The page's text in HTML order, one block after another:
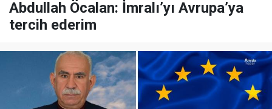
Abdullah Öcalan: İmralı’yı Avrupa’ya
tercih ederim